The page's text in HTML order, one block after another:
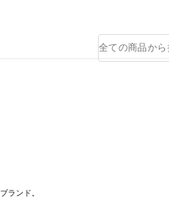
品
検
ランド。